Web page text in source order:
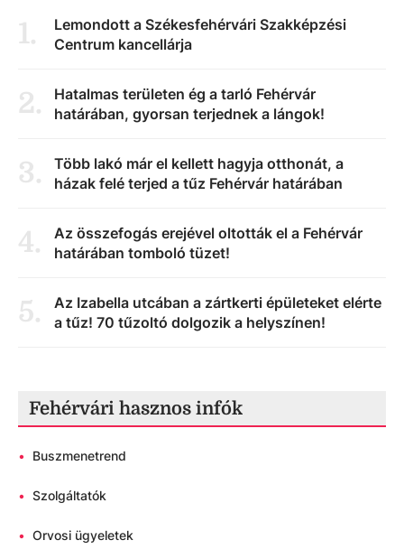
1.
Lemondott a Székesfehérvári Szakképzési
Centrum kancellárja
2.
Hatalmas területen ég a tarló Fehérvár
határában, gyorsan terjednek a lángok!
3.
Több lakó már el kellett hagyja otthonát, a
házak felé terjed a tűz Fehérvár határában
4.
Az összefogás erejével oltották el a Fehérvár
határában tomboló tüzet!
5.
Az Izabella utcában a zártkerti épületeket elérte
a tűz! 70 tűzoltó dolgozik a helyszínen!
Fehérvári hasznos infók
• Buszmenetrend
• Szolgáltatók
• Orvosi ügyeletek